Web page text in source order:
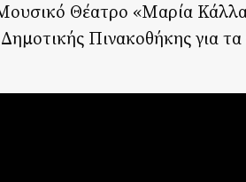
Θέατρο «Μαρία
Πινακοθήκης για τα